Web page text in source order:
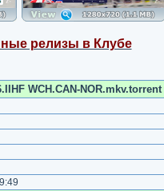
релизы в Клубе
WCH.CAN-NOR.mkv.torrent